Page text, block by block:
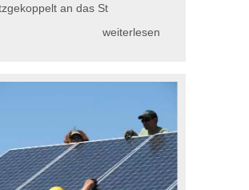
an das St
weiterlesen